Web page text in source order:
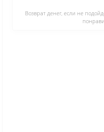
Возврат денег, если не